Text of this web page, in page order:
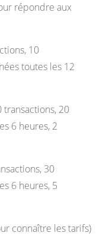
répondre aux
10
toutes les 12
transactions, 20
6 heures, 2
30
6 heures, 5
connaître les tarifs)